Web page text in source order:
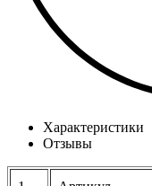
Характеристики
Отзывы